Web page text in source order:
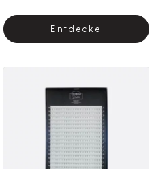
Entdecke